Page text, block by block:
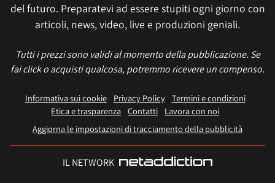
del futuro. Preparatevi ad essere stupiti ogni giorno con
articoli, news, video, live e produzioni geniali.
Tutti i prezzi sono validi al momento della pubblicazione. Se
fai click o acquisti qualcosa, potremmo ricevere un compenso.
Informativa sui cookie Privacy Policy
Termini e condizioni
Etica e trasparenza Contatti
Lavora con noi
Aggiorna le impostazioni di tracciamento della pubblicità
IL NETWORK